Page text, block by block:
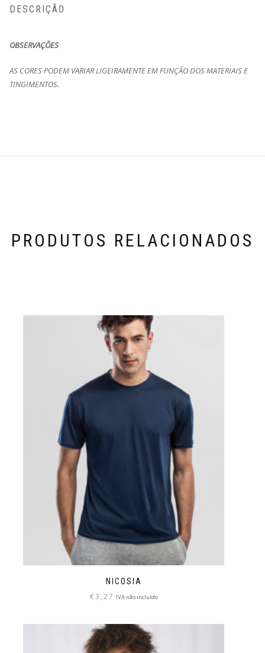
DESCRIÇÃO
OBSERVAÇÕES
AS CORES PODEM VARIAR LIGEIRAMENTE EM FUNÇÃO DOS MATERIAIS E
TINGIMENTOS.
PRODUTOS RELACIONADOS
NICOSIA
€3,27 IVA não incluído